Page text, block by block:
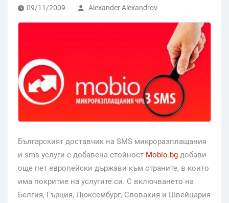
09/11/2009 Alexander Alexandrov
Българският доставчик на SMS микроразплащания
и sms услуги с добавена стойност Mobio.bg добави
още пет европейски държави към страните, в които
има покритие на услугите си. С включването на
Белгия, Гърция, Люксембург, Словакия и Швейцария